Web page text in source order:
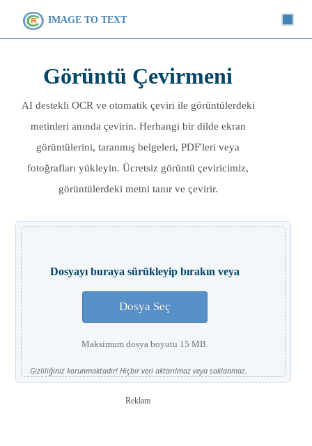
IMAGE TO TEXT
Görüntü Çevirmeni
AI destekli OCR ve otomatik çeviri ile görüntülerdeki
metinleri anında çevirin. Herhangi bir dilde ekran
görüntülerini, taranmış belgeleri, PDF'leri veya
fotoğrafları yükleyin. Ücretsiz görüntü çeviricimiz,
görüntülerdeki metni tanır ve çevirir.
Dosyayı buraya sürükleyip bırakın veya
Dosya Seç
Maksimum dosya boyutu 15 MB.
Gizliliğiniz korunmaktadır! Hiçbir veri aktarılmaz veya saklanmaz.
Reklam